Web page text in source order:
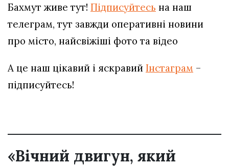
Бахмут живе тут! Підписуйтесь на наш
телеграм, тут завжди оперативні новини
про місто, найсвіжіші фото та відео
А це наш цікавий і яскравий Інстаграм –
підписуйтесь!
«Вічний двигун, який